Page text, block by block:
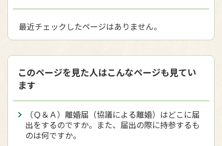
最近チェックしたページはありません。
このページを見た人はこんなページも見てい
ます
（Ｑ＆Ａ）離婚届（協議による離婚）はどこに届
出をするのですか。また、届出の際に持参するも
のは何ですか。